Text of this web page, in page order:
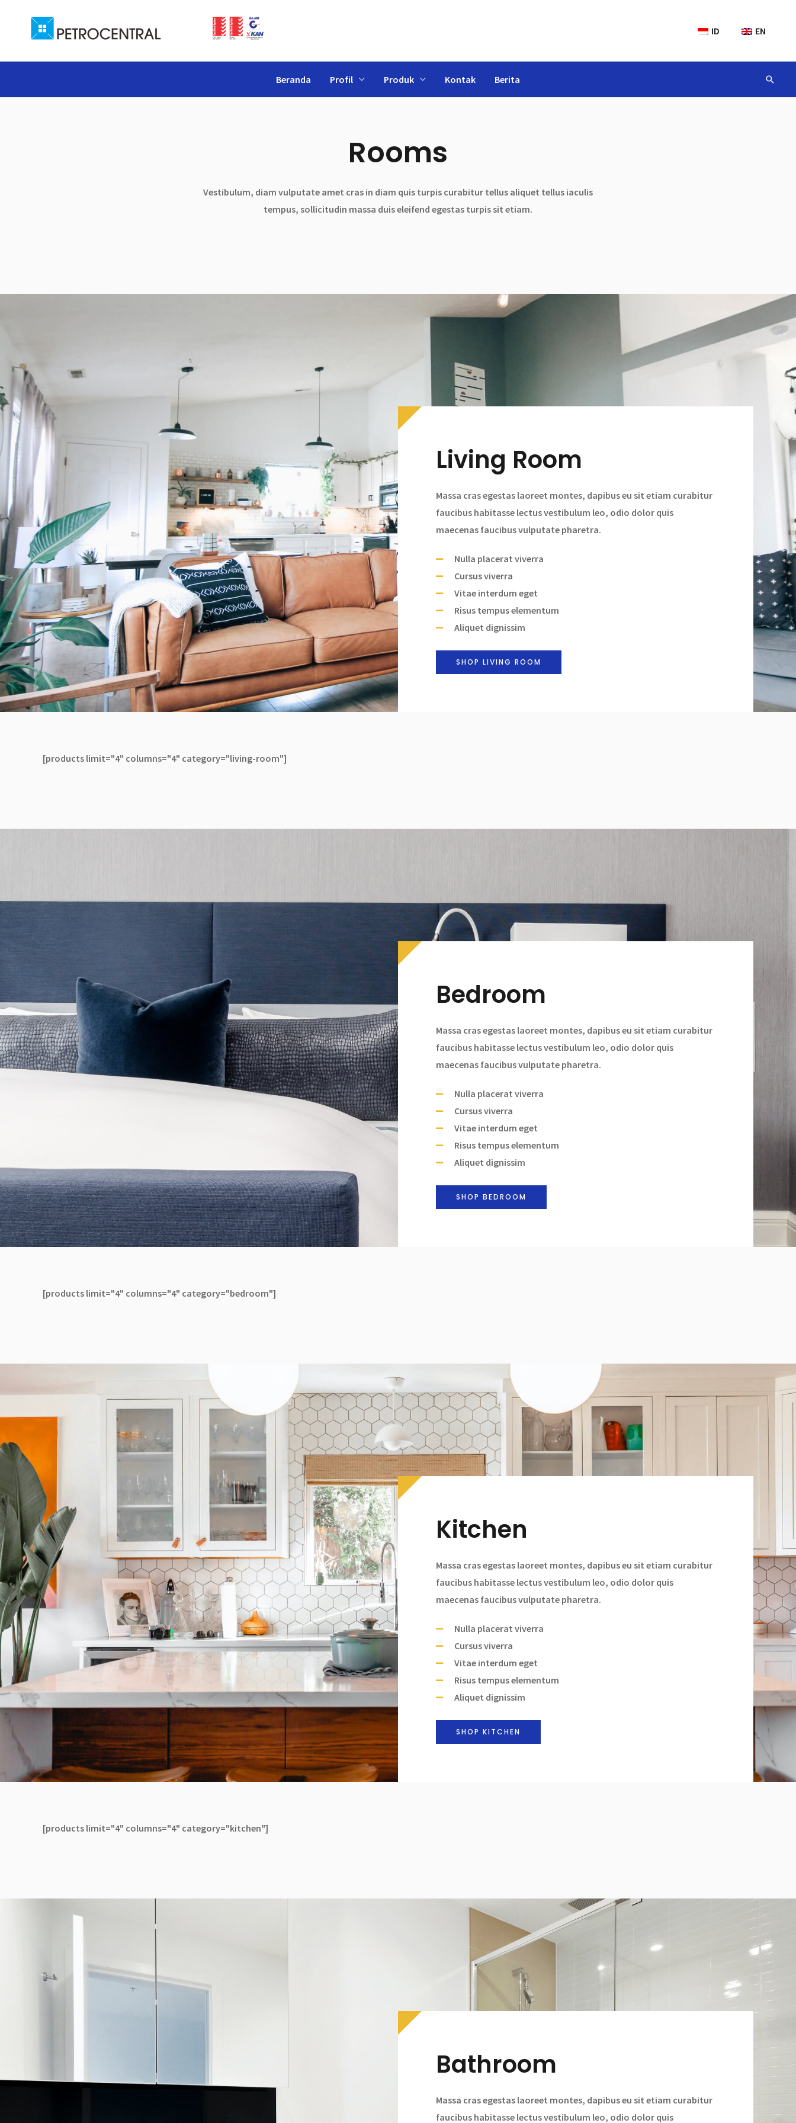
ID EN
Beranda Profil Produk Kontak Berita
Rooms
Vestibulum, diam vulputate amet cras in diam quis turpis curabitur tellus aliquet tellus iaculis
tempus, sollicitudin massa duis eleifend egestas turpis sit etiam.
Living Room
Massa cras egestas laoreet montes, dapibus eu sit etiam curabitur
faucibus habitasse lectus vestibulum leo, odio dolor quis
maecenas faucibus vulputate pharetra.
Nulla placerat viverra
Cursus viverra
Vitae interdum eget
Risus tempus elementum
Aliquet dignissim
SHOP LIVING ROOM
[products limit="4" columns="4" category="living-room"]
Bedroom
Massa cras egestas laoreet montes, dapibus eu sit etiam curabitur
faucibus habitasse lectus vestibulum leo, odio dolor quis
maecenas faucibus vulputate pharetra.
Nulla placerat viverra
Cursus viverra
Vitae interdum eget
Risus tempus elementum
Aliquet dignissim
SHOP BEDROOM
[products limit="4" columns="4" category="bedroom"]
Kitchen
Massa cras egestas laoreet montes, dapibus eu sit etiam curabitur
faucibus habitasse lectus vestibulum leo, odio dolor quis
maecenas faucibus vulputate pharetra.
Nulla placerat viverra
Cursus viverra
Vitae interdum eget
Risus tempus elementum
Aliquet dignissim
SHOP KITCHEN
[products limit="4" columns="4" category="kitchen"]
Bathroom
Massa cras egestas laoreet montes, dapibus eu sit etiam curabitur
faucibus habitasse lectus vestibulum leo, odio dolor quis